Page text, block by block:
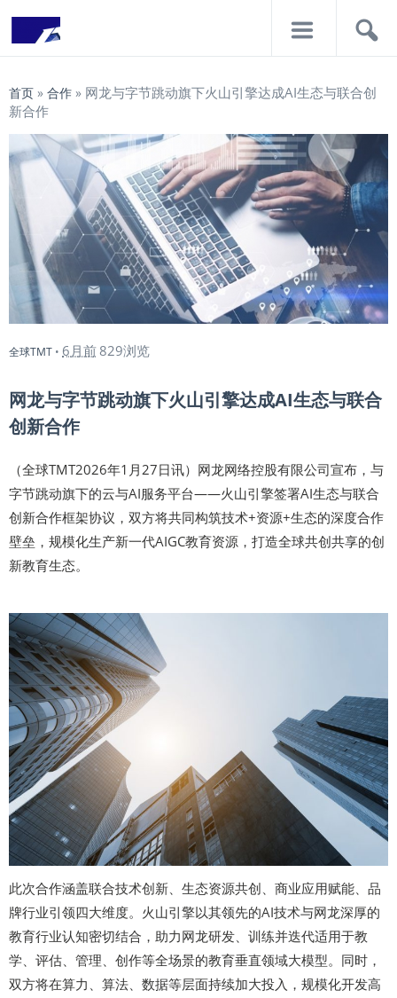
首页 » 合作 » 网龙与字节跳动旗下火山引擎达成AI生态与联合创
新合作
全球TMT • 6月前829浏览
网龙与字节跳动旗下火山引擎达成AI生态与联合
创新合作
（全球TMT2026年1月27日讯）网龙网络控股有限公司宣布，与
字节跳动旗下的云与AI服务平台——火山引擎签署AI生态与联合
创新合作框架协议，双方将共同构筑技术+资源+生态的深度合作
壁垒，规模化生产新一代AIGC教育资源，打造全球共创共享的创
新教育生态。
此次合作涵盖联合技术创新、生态资源共创、商业应用赋能、品
牌行业引领四大维度。火山引擎以其领先的AI技术与网龙深厚的
教育行业认知密切结合，助力网龙研发、训练并迭代适用于教
学、评估、管理、创作等全场景的教育垂直领域大模型。同时，
双方将在算力、算法、数据等层面持续加大投入，规模化开发高